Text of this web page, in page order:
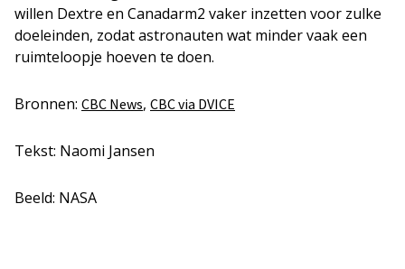
willen Dextre en Canadarm2 vaker inzetten voor zulke
doeleinden, zodat astronauten wat minder vaak een
ruimteloopje hoeven te doen.
Bronnen: CBC News, CBC via DVICE
Tekst: Naomi Jansen
Beeld: NASA